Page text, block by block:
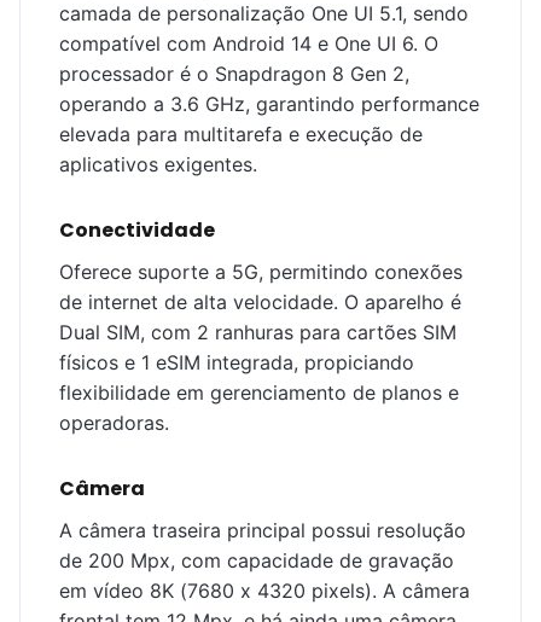
camada de personalização One UI 5.1, sendo
compatível com Android 14 e One UI 6. O
processador é o Snapdragon 8 Gen 2,
operando a 3.6 GHz, garantindo performance
elevada para multitarefa e execução de
aplicativos exigentes.
Conectividade
Oferece suporte a 5G, permitindo conexões
de internet de alta velocidade. O aparelho é
Dual SIM, com 2 ranhuras para cartões SIM
físicos e 1 eSIM integrada, propiciando
flexibilidade em gerenciamento de planos e
operadoras.
Câmera
A câmera traseira principal possui resolução
de 200 Mpx, com capacidade de gravação
em vídeo 8K (7680 x 4320 pixels). A câmera